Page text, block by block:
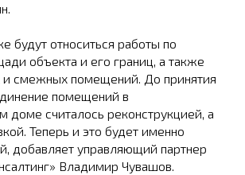
будут относиться работы по
объекта и его границ, а также
смежных помещений. До принятия
помещений в
доме считалось реконструкцией, а
Теперь и это будет именно
добавляет управляющий партнер
Владимир Чувашов.